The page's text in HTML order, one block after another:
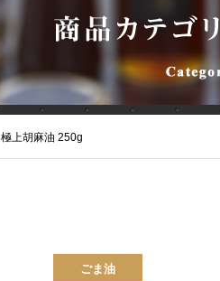
極上胡麻油 250g
ごま油